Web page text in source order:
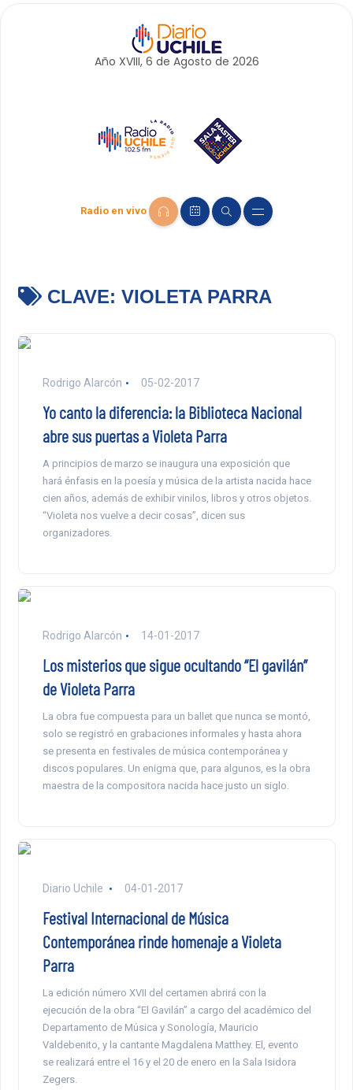
Año XVIII, 6 de Agosto de 2026
Radio en vivo
CLAVE: VIOLETA PARRA
Rodrigo Alarcón 05-02-2017
Yo canto la diferencia: la Biblioteca Nacional
abre sus puertas a Violeta Parra
A principios de marzo se inaugura una exposición que
hará énfasis en la poesía y música de la artista nacida hace
cien años, además de exhibir vinilos, libros y otros objetos.
“Violeta nos vuelve a decir cosas”, dicen sus
organizadores.
Rodrigo Alarcón 14-01-2017
Los misterios que sigue ocultando “El gavilán”
de Violeta Parra
La obra fue compuesta para un ballet que nunca se montó,
solo se registró en grabaciones informales y hasta ahora
se presenta en festivales de música contemporánea y
discos populares. Un enigma que, para algunos, es la obra
maestra de la compositora nacida hace justo un siglo.
Diario Uchile 04-01-2017
Festival Internacional de Música
Contemporánea rinde homenaje a Violeta
Parra
La edición número XVII del certamen abrirá con la
ejecución de la obra “El Gavilán” a cargo del académico del
Departamento de Música y Sonología, Mauricio
Valdebenito, y la cantante Magdalena Matthey. El, evento
se realizará entre el 16 y el 20 de enero en la Sala Isidora
Zegers.